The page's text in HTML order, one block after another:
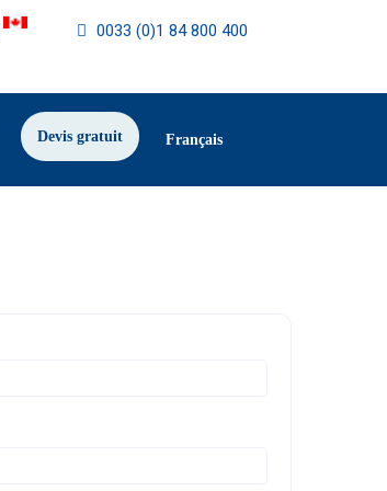
0033 (0)1 84 800 400
Devis gratuit Français